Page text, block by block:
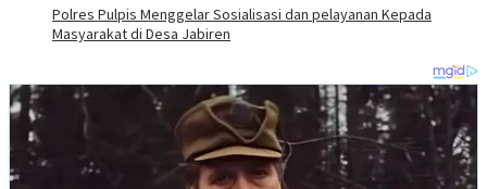
Polres Pulpis Menggelar Sosialisasi dan pelayanan Kepada
Masyarakat di Desa Jabiren